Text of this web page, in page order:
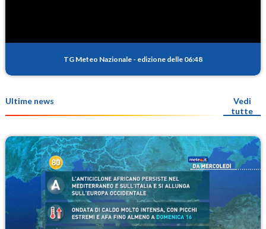
TG Meteo Nazionale - edizione delle 06:48
Ultime news
Vedi
tutte